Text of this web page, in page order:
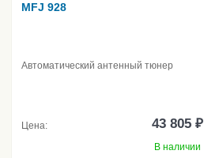
MFJ 928
Автоматический антенный тюнер
Цена: 43 805 ₽
В наличии